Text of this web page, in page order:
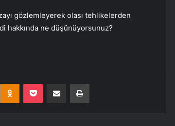
gözlemleyerek olası tehlikelerden
hakkında ne düşünüyorsunuz?
Odnoklassniki
Pocket E-Posta ile paylaş Yazdır